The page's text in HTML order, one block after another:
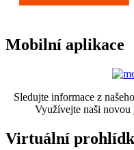
Mobilní aplikace
Sledujte informace z
Využívejte naši novou
Virtuální